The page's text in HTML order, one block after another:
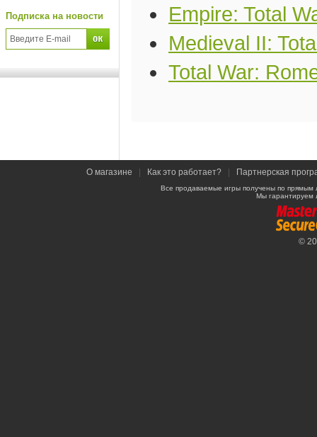
Подписка на новости
Empire: Total
Medieval II:
Total War:
О магазине Как это работает? Партнерская
Все продаваемые игры получены по
Мы гарантируем
©